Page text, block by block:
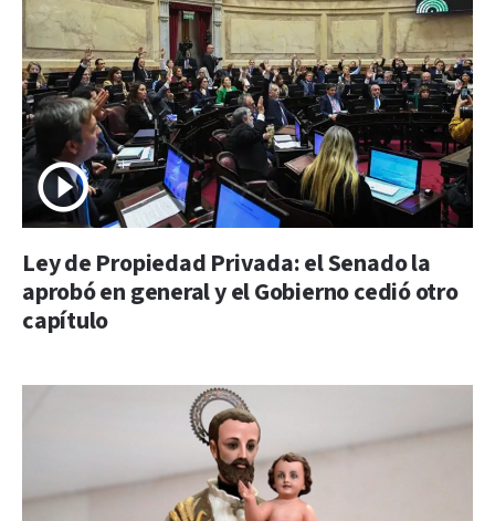
Ley de Propiedad Privada: el Senado la
aprobó en general y el Gobierno cedió otro
capítulo